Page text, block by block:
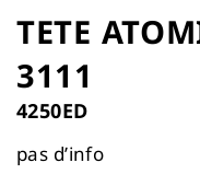
to
the
beginning
of
the
images
gallery
TETE
3111
4250ED
pas d’info